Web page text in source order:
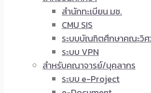
สำนักทะเบียน มช.
CMU SIS
ระบบบัณฑิตศึกษาคณะวิศ
ระบบ VPN
สำหรับคณาจารย์/บุคลากร
ระบบ e-Project